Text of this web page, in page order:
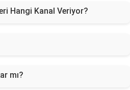
Hangi Kanal Veriyor?
mı?